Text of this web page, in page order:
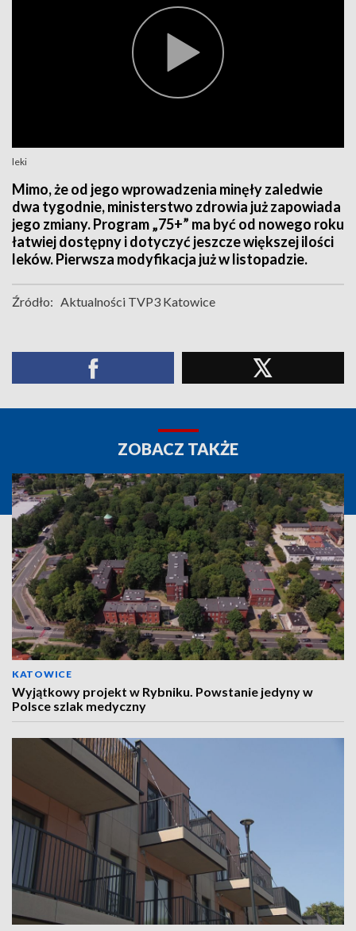
leki
Mimo, że od jego wprowadzenia minęły zaledwie
dwa tygodnie, ministerstwo zdrowia już zapowiada
jego zmiany. Program „75+” ma być od nowego roku
łatwiej dostępny i dotyczyć jeszcze większej ilości
leków. Pierwsza modyfikacja już w listopadzie.
Źródło: Aktualności TVP3 Katowice
ZOBACZ TAKŻE
KATOWICE
Wyjątkowy projekt w Rybniku. Powstanie jedyny w
Polsce szlak medyczny